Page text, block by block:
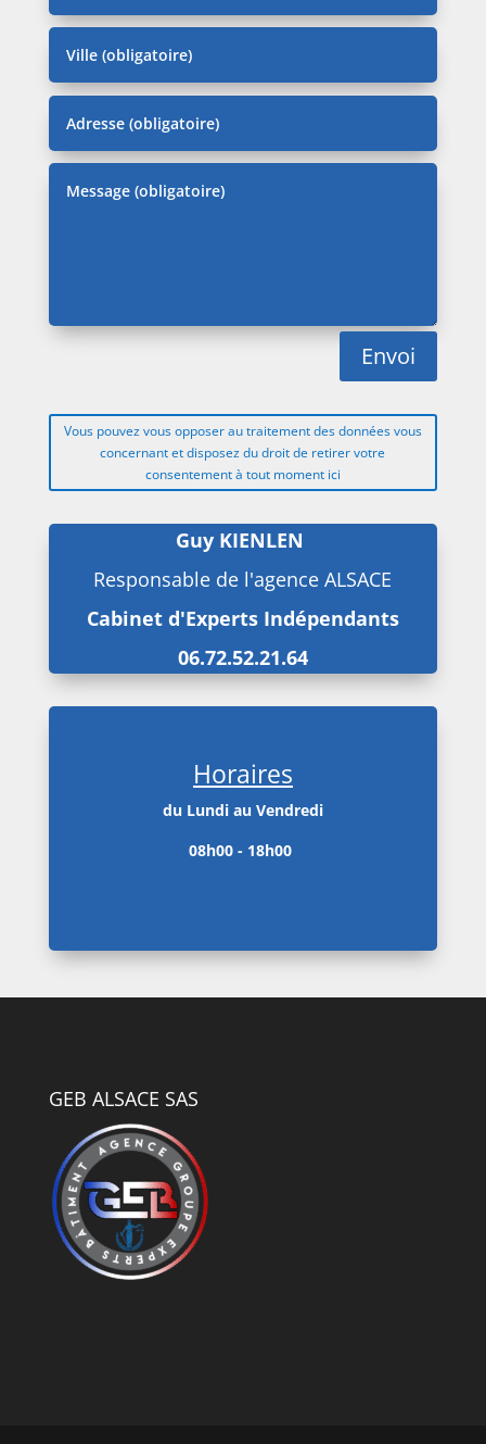
Envoi
Vous pouvez vous opposer au traitement des données vous
concernant et disposez du droit de retirer votre
consentement à tout moment ici
Guy KIENLEN
Responsable de l'agence ALSACE
Cabinet d'Experts Indépendants
06.72.52.21.64
Horaires
du Lundi au Vendredi
08h00 - 18h00
GEB ALSACE SAS